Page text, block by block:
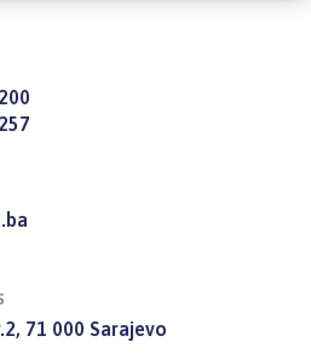
71 000 Sarajevo